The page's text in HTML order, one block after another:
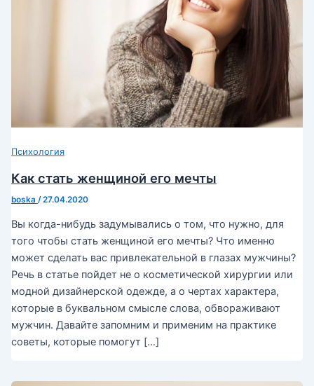
Психология
Как стать женщиной его мечты
boska /27.04.2020
Вы когда-нибудь задумывались о том, что нужно, для
того чтобы стать женщиной его мечты? Что именно
может сделать вас привлекательной в глазах мужчины?
Речь в статье пойдет не о косметической хирургии или
модной дизайнерской одежде, а о чертах характера,
которые в буквальном смысле слова, обвораживают
мужчин. Давайте запомним и применим на практике
советы, которые помогут […]